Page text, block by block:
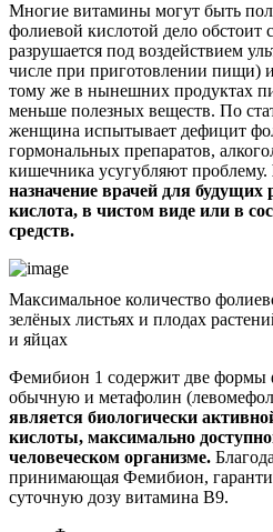
Многие витамины могут быть
фолиевой кислотой дело
разрушается под воздействием
числе при приготовлении пищи)
тому же в нынешних продуктах
меньше полезных веществ. По
женщина испытывает дефицит
гормональных препаратов,
кишечника усугубляют проблему.
назначение врачей для
кислота, в чистом виде или в
средств.
Максимальное количество
зелёных листьях и плодах
и яйцах
Фемибион 1 содержит две формы
обычную и метафолин
является биологически
кислоты, максимально
человеческом организме.
принимающая Фемибион,
суточную дозу витамина В9.